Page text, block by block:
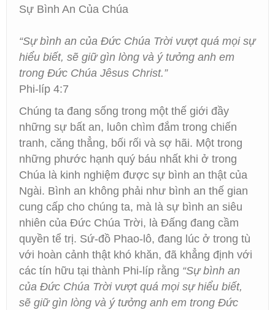
Sự Bình An Của Chúa
“Sự bình an của Đức Chúa Trời vượt quá mọi sự
hiểu biết, sẽ giữ gìn lòng và ý tưởng anh em
trong Đức Chúa Jêsus Christ.”
Phi-líp 4:7
Chúng ta đang sống trong một thế giới đầy
những sự bất an, luôn chìm đắm trong chiến
tranh, căng thẳng, bối rối và sợ hãi. Một trong
những phước hạnh quý báu nhất khi ở trong
Chúa là kinh nghiệm được sự bình an thật của
Ngài. Bình an không phải như bình an thế gian
cung cấp cho chúng ta, mà là sự bình an siêu
nhiên của Đức Chúa Trời, là Đấng đang cầm
quyền tể trị. Sứ-đồ Phao-lô, đang lúc ở trong tù
với hoàn cảnh thật khó khăn, đã khẳng định với
các tín hữu tại thành Phi-líp rằng “Sự bình an
của Đức Chúa Trời vượt quá mọi sự hiểu biết,
sẽ giữ gìn lòng và ý tưởng anh em trong Đức